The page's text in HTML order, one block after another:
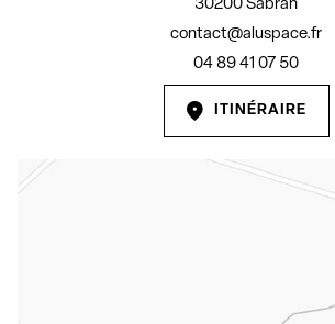
30200 Sabran
contact@aluspace.fr
04 89 41 07 50
ITINÉRAIRE